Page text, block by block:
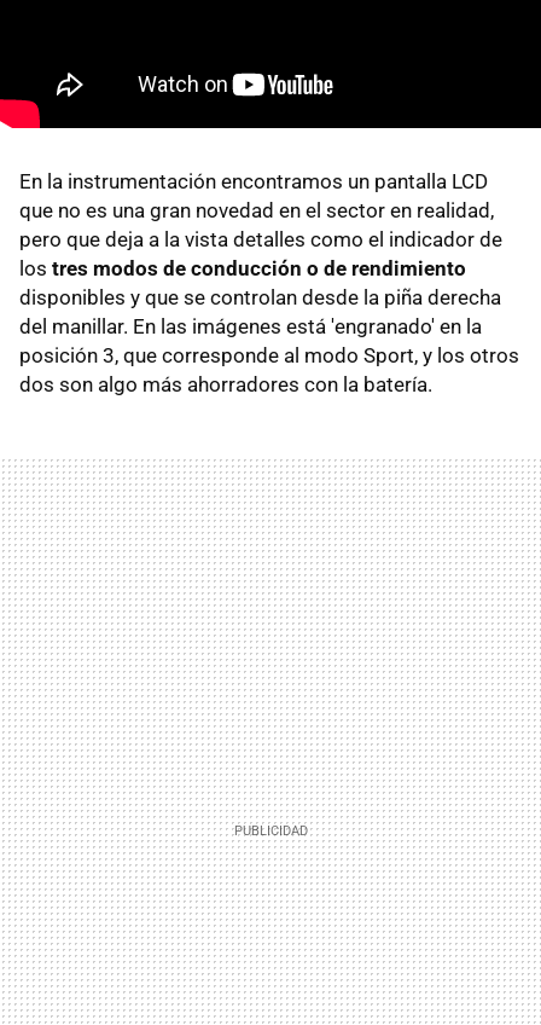
En la instrumentación encontramos un pantalla LCD
que no es una gran novedad en el sector en realidad,
pero que deja a la vista detalles como el indicador de
los tres modos de conducción o de rendimiento
disponibles y que se controlan desde la piña derecha
del manillar. En las imágenes está 'engranado' en la
posición 3, que corresponde al modo Sport, y los otros
dos son algo más ahorradores con la batería.